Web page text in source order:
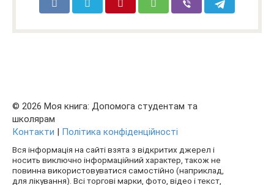
© 2026 Моя книга: Допомога студентам та
школярам
Контакти | Політика конфіденційності
Вся інформація на сайті взята з відкритих джерел і
носить виключно інформаційний характер, також не
повинна використовуватися самостійно (наприклад,
для лікування). Всі торгові марки, фото, відео і текст,